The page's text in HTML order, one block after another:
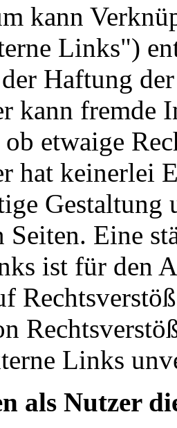
kann
Links")
Haftung
kann fremde
etwaige
hat keinerlei
Gestaltung
Seiten. Eine
ist für den
Links
als Nutzer